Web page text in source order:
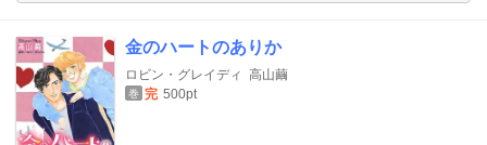
金のハートのありか
ロビン・グレイディ 高山繭
巻 完 500pt